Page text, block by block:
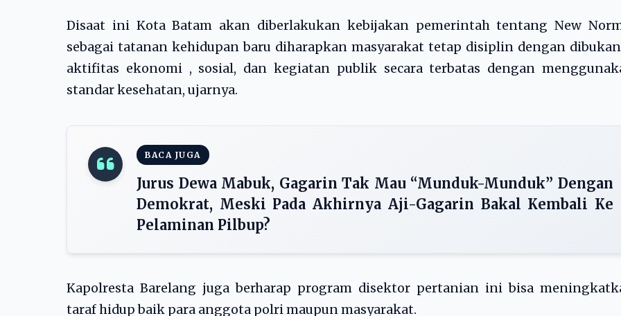
Disaat ini Kota Batam akan diberlakukan kebijakan pemerintah tentang New
sebagai tatanan kehidupan baru diharapkan masyarakat tetap disiplin dengan
aktifitas ekonomi , sosial, dan kegiatan publik secara terbatas dengan
standar kesehatan, ujarnya.
BACA JUGA
Jurus Dewa Mabuk, Gagarin Tak Mau “Munduk-Munduk” Dengan
Demokrat, Meski Pada Akhirnya Aji-Gagarin Bakal Kembali Ke
Pelaminan Pilbup?
Kapolresta Barelang juga berharap program disektor pertanian ini bisa
taraf hidup baik para anggota polri maupun masyarakat.